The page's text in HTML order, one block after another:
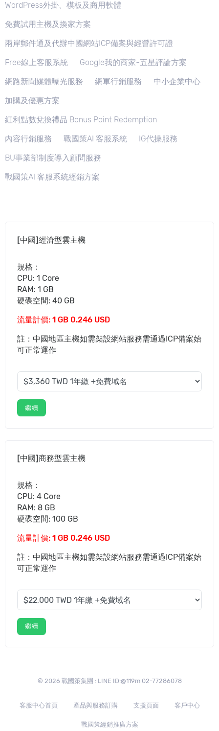
WordPress外掛、模板及商用軟體
免費試用主機及換家方案
兩岸郵件通及代辦中國網站ICP備案與經營許可證
Free線上客服系統 Google我的商家-五星評論方案
網路新聞媒體曝光服務 網軍行銷服務 中小企業中心
加購及優惠方案
紅利點數兌換禮品 Bonus Point Redemption
內容行銷服務 戰國策AI 客服系統 IG代操服務
BU事業部制度導入顧問服務
戰國策AI 客服系統經銷方案
[中國]經濟型雲主機
規格：
CPU: 1 Core
RAM: 1 GB
硬碟空間: 40 GB
流量計價: 1 GB 0.246 USD
註：中國地區主機如需架設網站服務需通過ICP備案始
可正常運作
繼續
[中國]商務型雲主機
規格：
CPU: 4 Core
RAM: 8 GB
硬碟空間: 100 GB
流量計價: 1 GB 0.246 USD
註：中國地區主機如需架設網站服務需通過ICP備案始
可正常運作
繼續
© 2026 戰國策集團 : LINE ID:@119m 02-77286078
客服中心首頁 產品與服務訂購 支援頁面 客戶中心
戰國策經銷推廣方案